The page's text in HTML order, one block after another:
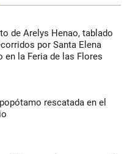
de Arelys Henao, tablado
por Santa Elena
en la Feria de las Flores
rescatada en el